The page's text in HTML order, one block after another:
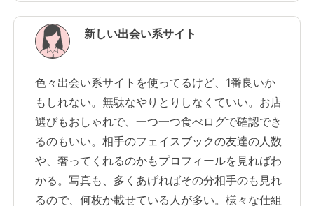
新しい出会い系サイト
色々出会い系サイトを使ってるけど、1番良いか
もしれない。無駄なやりとりしなくていい。お店
選びもおしゃれで、一つ一つ食べログで確認でき
るのもいい。相手のフェイスブックの友達の人数
や、奢ってくれるのかもプロフィールを見ればわ
かる。写真も、多くあげればその分相手のも見れ
るので、何枚か載せている人が多い。様々な仕組